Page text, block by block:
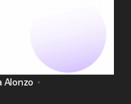
Alonzo